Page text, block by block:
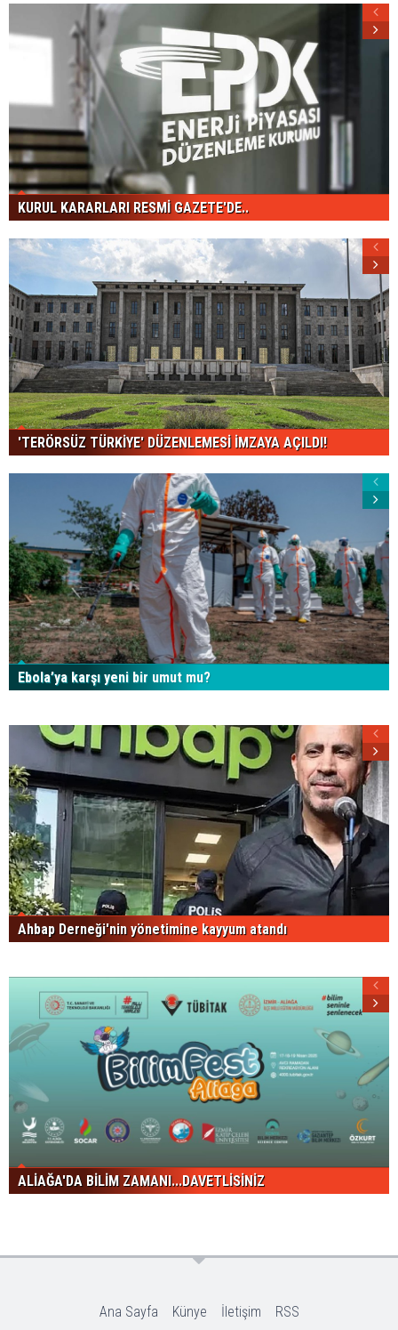
KURUL KARARLARI RESMİ GAZETE'DE..
'TERÖRSÜZ TÜRKİYE' DÜZENLEMESİ İMZAYA AÇILDI!
Ebola’ya karşı yeni bir umut mu?
Ahbap Derneği'nin yönetimine kayyum atandı
ALİAĞA'DA BİLİM ZAMANI...DAVETLİSİNİZ
Ana Sayfa Künye İletişim RSS